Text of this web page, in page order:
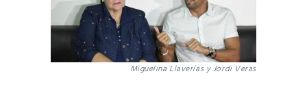
Miguelina Llaverías y Jordi Veras